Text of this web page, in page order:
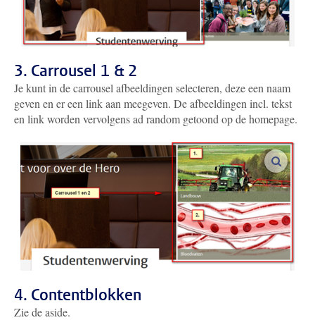
3. Carrousel 1 & 2
Je kunt in de carrousel afbeeldingen selecteren, deze een naam
geven en er een link aan meegeven. De afbeeldingen incl. tekst
en link worden vervolgens ad random getoond op de homepage.
4. Contentblokken
Zie de aside.